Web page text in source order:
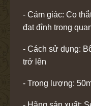
- Cảm giác: Co
đạt đỉnh trong
- Cách sử dụng:
trở lên
- Trọng lượng: